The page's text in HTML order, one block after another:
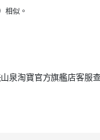
相似。
泉淘寶官方旗艦店客服